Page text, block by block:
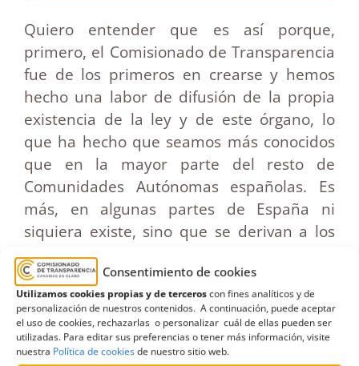
Consentimiento de cookies
Utilizamos cookies propias y de terceroscon fines analíticos y de
personalización de nuestros contenidos. A continuación, puede aceptar
el uso de cookies, rechazarlas o personalizar cuál de ellas pueden ser
utilizadas. Para editar sus preferencias o tener más información, visite
nuestra Política de cookiesde nuestro sitio web.
Quiero entender que es así porque,
primero, el Comisionado de Transparencia
fue de los primeros en crearse y hemos
hecho una labor de difusión de la propia
existencia de la ley y de este órgano, lo
que ha hecho que seamos más conocidos
que en la mayor parte del resto de
Comunidades Autónomas españolas. Es
más, en algunas partes de España ni
siquiera existe, sino que se derivan a los
ciudadanos al Consejo Estatal. Entonces,
fruto de eso y de nuestra insistencia, creo
que ha sido más conocido y utilizado. De
hecho, ha empezado a ser utilizado por los
propios funcionarios para temas de